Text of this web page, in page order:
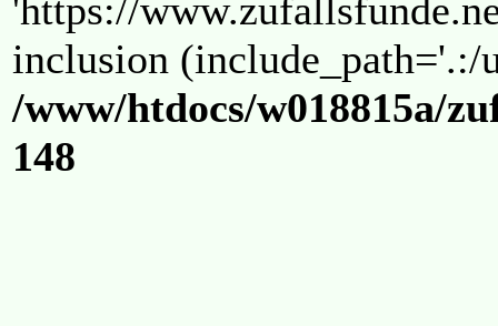
'https://
inclusion (include_path='.:/
/www/htdocs/w018815a/
148